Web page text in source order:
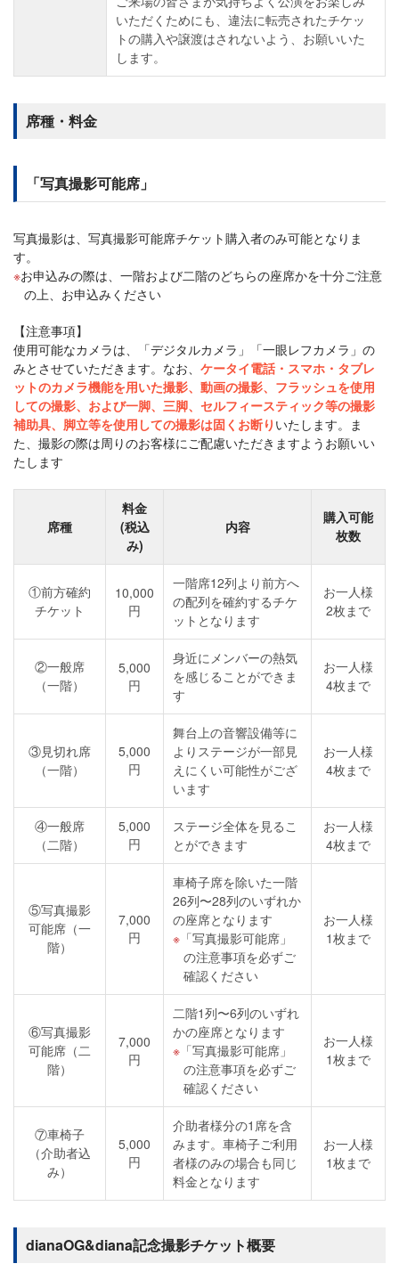
いただくためにも、違法に転売されたチケッ
トの購入や譲渡はされないよう、お願いいた
します。
席種・料金
「写真撮影可能席」
写真撮影は、写真撮影可能席チケット購入者のみ可能となりま
す。
お申込みの際は、一階および二階のどちらの座席かを十分ご注意
の上、お申込みください
【注意事項】
使用可能なカメラは、「デジタルカメラ」「一眼レフカメラ」の
みとさせていただきます。なお、 ケータイ電話・スマホ・タブレ
ットのカメラ機能を用いた撮影、動画の撮影、フラッシュを使用
しての撮影、および一脚、三脚、セルフィースティック等の撮影
補助具、脚立等を使用しての撮影は固くお断り いたします。ま
た、撮影の際は周りのお客様にご配慮いただきますようお願いい
たします
席種
料金
(税込
み)
内容
購入可能
枚数
①前方確約
チケット
10,000
円
一階席12列より前方へ
の配列を確約するチケ
ットとなります
お一人様
2枚まで
②一般席
（一階）
5,000
円
身近にメンバーの熱気
を感じることができま
す
お一人様
4枚まで
③見切れ席
（一階）
5,000
円
舞台上の音響設備等に
よりステージが一部見
えにくい可能性がござ
います
お一人様
4枚まで
④一般席
（二階）
5,000
円
ステージ全体を見るこ
とができます
お一人様
4枚まで
⑤写真撮影
可能席（一
階）
7,000
円
車椅子席を除いた一階
26列〜28列のいずれか
の座席となります
「写真撮影可能席」
の注意事項を必ずご
確認ください
お一人様
1枚まで
⑥写真撮影
可能席（二
階）
7,000
円
二階1列〜6列のいずれ
かの座席となります
「写真撮影可能席」
の注意事項を必ずご
確認ください
お一人様
1枚まで
⑦車椅子
（介助者込
み）
5,000
円
介助者様分の1席を含
みます。車椅子ご利用
者様のみの場合も同じ
料金となります
お一人様
1枚まで
dianaOG&diana記念撮影チケット概要